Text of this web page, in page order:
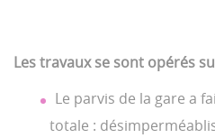
Les travaux se sont opérés
Le parvis de la gare a
totale :